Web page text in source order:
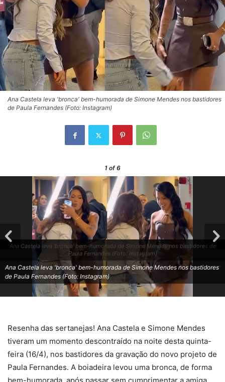
Ana Castela leva 'bronca' bem-humorada de Simone Mendes nos bastidores
de Paula Fernandes (Foto: Instagram)
1 of 6
Ana Castela leva 'bronca' bem-humorada de Simone Mendes nos bastidores de
Paula Fernandes (Foto: Instagram)
Ana Castela leva 'bronca' bem-humorada de Simone Mendes nos bastidores
de Paula Fernandes (Foto: Instagram)
Resenha das sertanejas! Ana Castela e Simone Mendes
tiveram um momento descontraído na noite desta quinta-
feira (16/4), nos bastidores da gravação do novo projeto de
Paula Fernandes. A boiadeira levou uma bronca, de forma